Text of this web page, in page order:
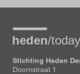
Stichting Heden
Doornstraat 1